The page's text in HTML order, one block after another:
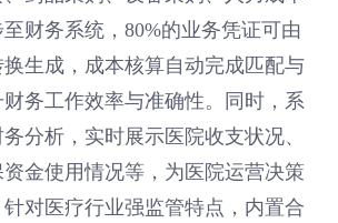
财务系统，80%的业务凭证可由
生成，成本核算自动完成匹配与
务工作效率与准确性。同时，系
分析，实时展示医院收支状况、
金使用情况等，为医院运营决策
对医疗行业强监管特点，内置合